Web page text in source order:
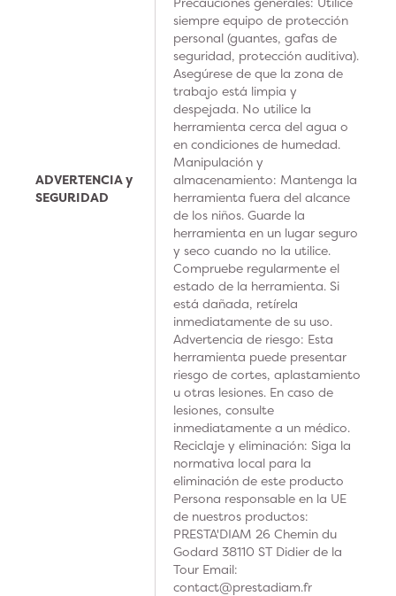
ADVERTENCIA y
SEGURIDAD
siempre equipo de protección
personal (guantes, gafas de
seguridad, protección auditiva).
Asegúrese de que la zona de
trabajo está limpia y
despejada. No utilice la
herramienta cerca del agua o
en condiciones de humedad.
Manipulación y
almacenamiento: Mantenga la
herramienta fuera del alcance
de los niños. Guarde la
herramienta en un lugar seguro
y seco cuando no la utilice.
Compruebe regularmente el
estado de la herramienta. Si
está dañada, retírela
inmediatamente de su uso.
Advertencia de riesgo: Esta
herramienta puede presentar
riesgo de cortes, aplastamiento
u otras lesiones. En caso de
lesiones, consulte
inmediatamente a un médico.
Reciclaje y eliminación: Siga la
normativa local para la
eliminación de este producto
Persona responsable en la UE
de nuestros productos:
PRESTA'DIAM 26 Chemin du
Godard 38110 ST Didier de la
Tour Email:
contact@prestadiam.fr